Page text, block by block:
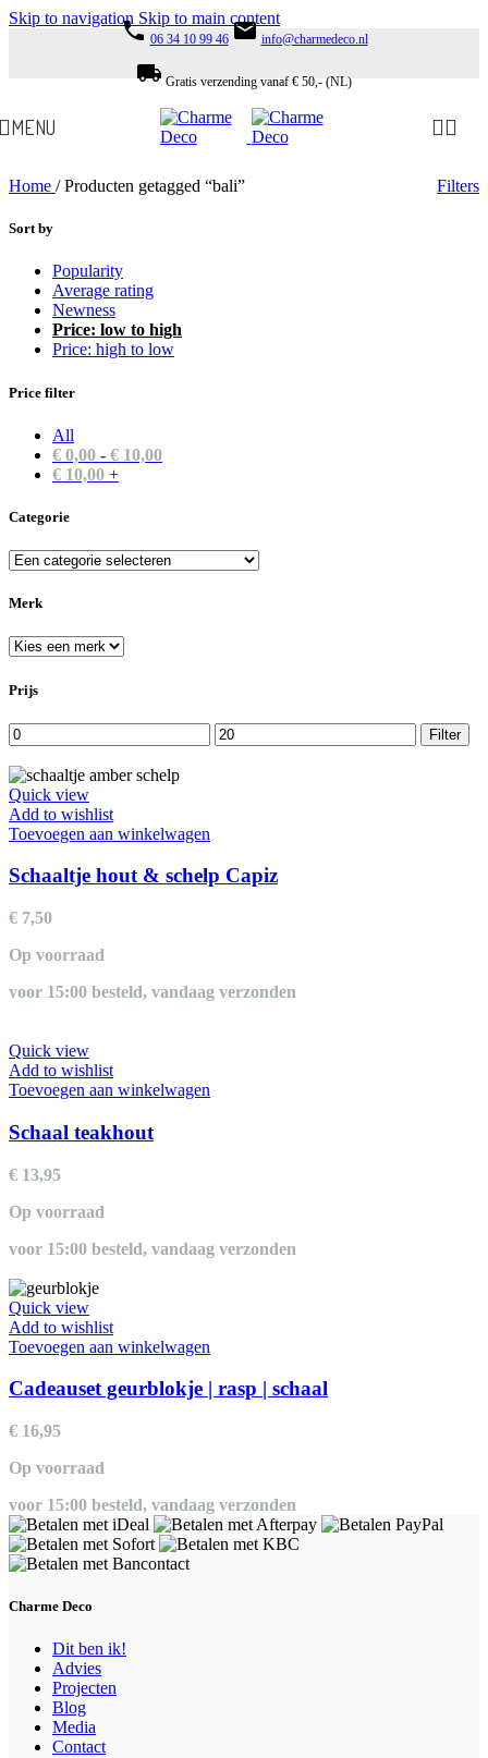
Skip to navigation Skip to main content
phone 06 34 10 99 46 email info@charmedeco.nl
local_shipping Gratis verzending vanaf € 50,- (NL)
MENU
Home / Producten getagged “bali” Filters
Sort by
Popularity
Average rating
Newness
Price: low to high
Price: high to low
Price filter
All
€ 0,00 - € 10,00
€ 10,00 +
Categorie
Merk
Prijs
Min.
prijs
Max.
prijs
Filter
Quick view
Add to wishlist
Toevoegen aan winkelwagen
Schaaltje hout & schelp Capiz
€ 7,50
Op voorraad
voor 15:00 besteld, vandaag verzonden
Quick view
Add to wishlist
Toevoegen aan winkelwagen
Schaal teakhout
€ 13,95
Op voorraad
voor 15:00 besteld, vandaag verzonden
Quick view
Add to wishlist
Toevoegen aan winkelwagen
Cadeauset geurblokje | rasp | schaal
€ 16,95
Op voorraad
voor 15:00 besteld, vandaag verzonden
Charme Deco
Dit ben ik!
Advies
Projecten
Blog
Media
Contact